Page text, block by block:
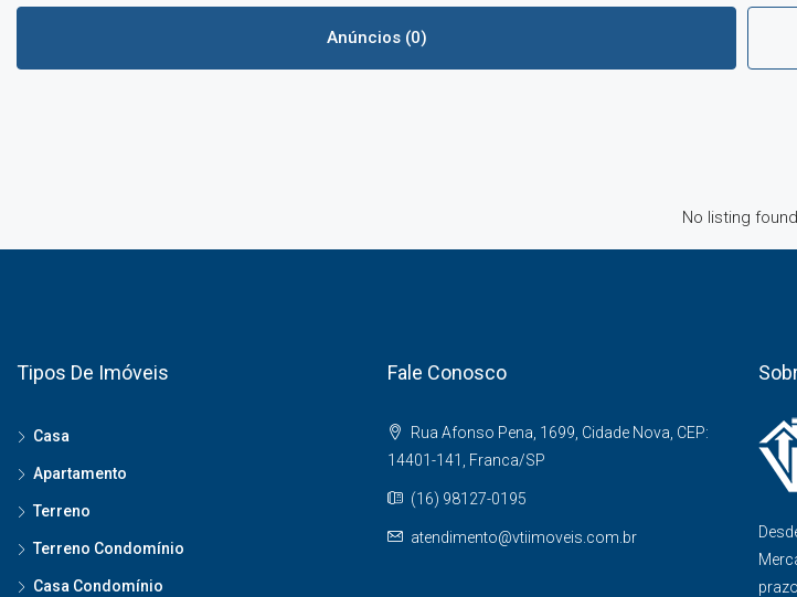
Anúncios (0)
No listing
Tipos De Imóveis
Casa
Apartamento
Terreno
Terreno Condomínio
Casa Condomínio
Fale Conosco
Rua Afonso Pena, 1699, Cidade Nova, CEP:
14401-141, Franca/SP
(16) 98127-0195
atendimento@vtiimoveis.com.br